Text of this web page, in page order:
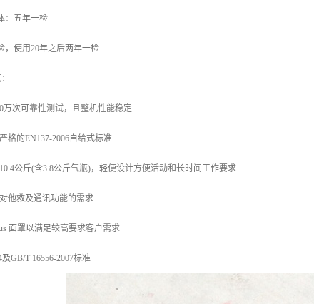
：五年一检
，使用20年之后两年一检
万次可靠性测试，且整机性能稳定
格的EN137-2006自给式标准
公斤(含3.8公斤气瓶)，轻便设计方便活动和长时间工作要求
他救及通讯功能的需求
面罩以满足较高要求客户需求
GB/T 16556-2007标准